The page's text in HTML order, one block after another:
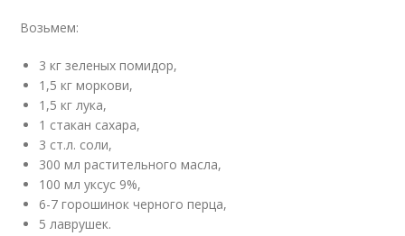
Возьмем:
3 кг зеленых помидор,
1,5 кг моркови,
1,5 кг лука,
1 стакан сахара,
3 ст.л. соли,
300 мл растительного масла,
100 мл уксус 9%,
6-7 горошинок черного перца,
5 лаврушек.